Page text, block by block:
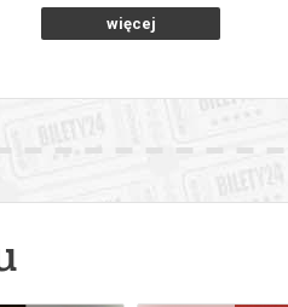
więcej